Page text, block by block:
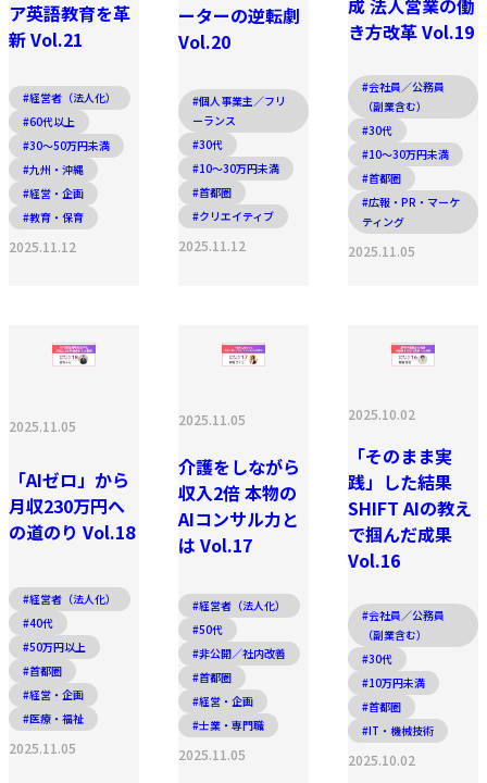
ア英語教育を革
新 Vol.21
#経営者（法人化）
#60代以上
#30〜50万円未満
#九州・沖縄
#経営・企画
#教育・保育
2025.11.12
ーターの逆転劇
Vol.20
#個人事業主／フリ
ーランス
#30代
#10〜30万円未満
#首都圏
#クリエイティブ
2025.11.12
き方改革 Vol.19
#会社員／公務員
（副業含む）
#30代
#10〜30万円未満
#首都圏
#広報・PR・マーケ
ティング
2025.11.05
2025.11.05
「AIゼロ」から
月収230万円へ
の道のり Vol.18
#経営者（法人化）
#40代
#50万円以上
#首都圏
#経営・企画
#医療・福祉
2025.11.05
2025.11.05
介護をしながら
収入2倍 本物の
AIコンサル力と
は Vol.17
#経営者（法人化）
#50代
#非公開／社内改善
#首都圏
#経営・企画
#士業・専門職
2025.11.05
2025.10.02
「そのまま実
践」した結果
SHIFT AIの教え
で掴んだ成果
Vol.16
#会社員／公務員
（副業含む）
#30代
#10万円未満
#首都圏
#IT・機械技術
2025.10.02